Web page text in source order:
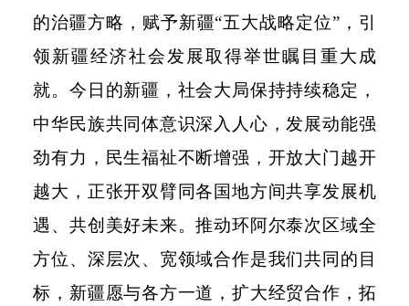
的治疆方略，赋予新疆“五大战略定位”，引
领新疆经济社会发展取得举世瞩目重大成
就。今日的新疆，社会大局保持持续稳定，
中华民族共同体意识深入人心，发展动能强
劲有力，民生福祉不断增强，开放大门越开
越大，正张开双臂同各国地方间共享发展机
遇、共创美好未来。推动环阿尔泰次区域全
方位、深层次、宽领域合作是我们共同的目
标，新疆愿与各方一道，扩大经贸合作，拓